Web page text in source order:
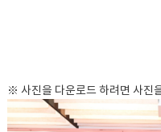
※ 사진을 다운로드 하려면 사진